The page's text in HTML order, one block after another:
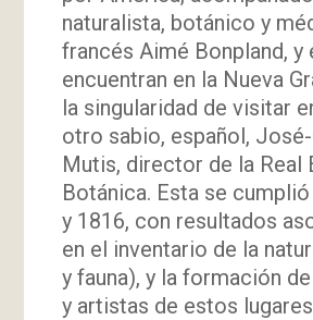
naturalista, botánico y
francés Aimé Bonpland, y
encuentran en la Nueva
la singularidad de visitar
otro sabio, español,
Mutis, director de la Real
Botánica. Esta se
y 1816, con resultados
en el inventario de la
y fauna), y la formación
y artistas de estos